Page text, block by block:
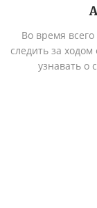
Во время
следить за
узнавать о